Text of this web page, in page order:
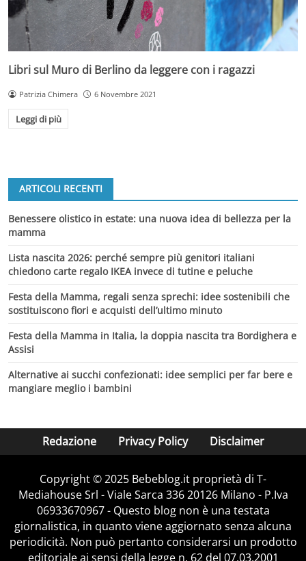
Libri sul Muro di Berlino da leggere con i ragazzi
Patrizia Chimera 6 Novembre 2021
Leggi di più
ARTICOLI RECENTI
Benessere olistico in estate: una nuova idea di bellezza per la
mamma
Lista nascita 2026: perché sempre più genitori italiani
chiedono carte regalo IKEA invece di tutine e peluche
Festa della Mamma, regali senza sprechi: idee sostenibili che
sostituiscono fiori e acquisti dell’ultimo minuto
Festa della Mamma in Italia, la doppia nascita tra Bordighera e
Assisi
Alternative ai succhi confezionati: idee semplici per far bere e
mangiare meglio i bambini
Redazione Privacy Policy Disclaimer
Copyright © 2025 Bebeblog.it proprietà di T-
Mediahouse Srl - Viale Sarca 336 20126 Milano - P.Iva
06933670967 - Questo blog non è una testata
giornalistica, in quanto viene aggiornato senza alcuna
periodicità. Non può pertanto considerarsi un prodotto
editoriale ai sensi della legge n. 62 del 07.03.2001